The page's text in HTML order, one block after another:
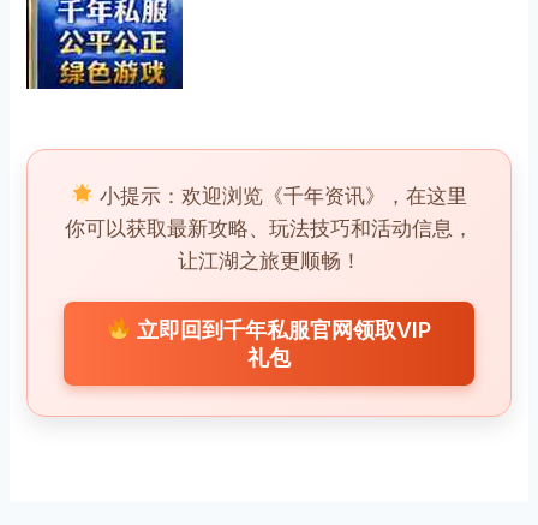
小提示：欢迎浏览《千年资讯》，在这里
你可以获取最新攻略、玩法技巧和活动信息，
让江湖之旅更顺畅！
立即回到千年私服官网领取VIP
礼包